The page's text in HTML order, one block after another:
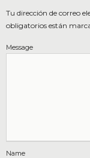
Tu dirección de correo
obligatorios están
Message
Name